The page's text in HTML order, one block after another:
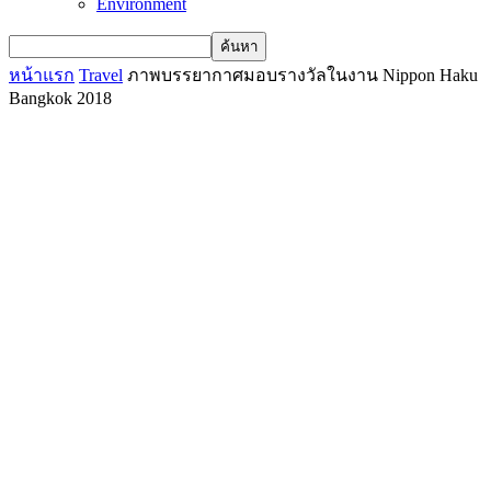
Environment
หน้าแรก Travel ภาพบรรยากาศมอบรางวัลในงาน Nippon Haku
Bangkok 2018